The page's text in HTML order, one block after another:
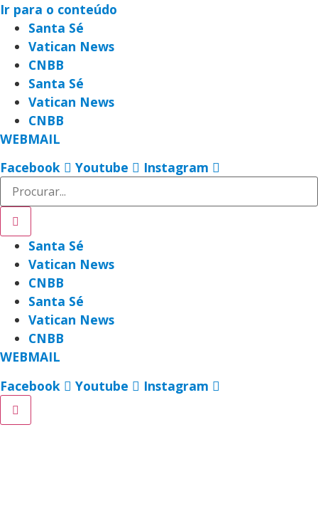
Ir para o conteúdo
Santa Sé
Vatican News
CNBB
Santa Sé
Vatican News
CNBB
WEBMAIL
Facebook
Youtube Instagram
Santa Sé
Vatican News
CNBB
Santa Sé
Vatican News
CNBB
WEBMAIL
Facebook
Youtube Instagram